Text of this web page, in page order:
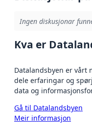
Ingen diskusjonar
Kva er
Datalandsbyen er vårt
dele erfaringar og
data og
Gå til Datalandsbyen
Meir informasjon